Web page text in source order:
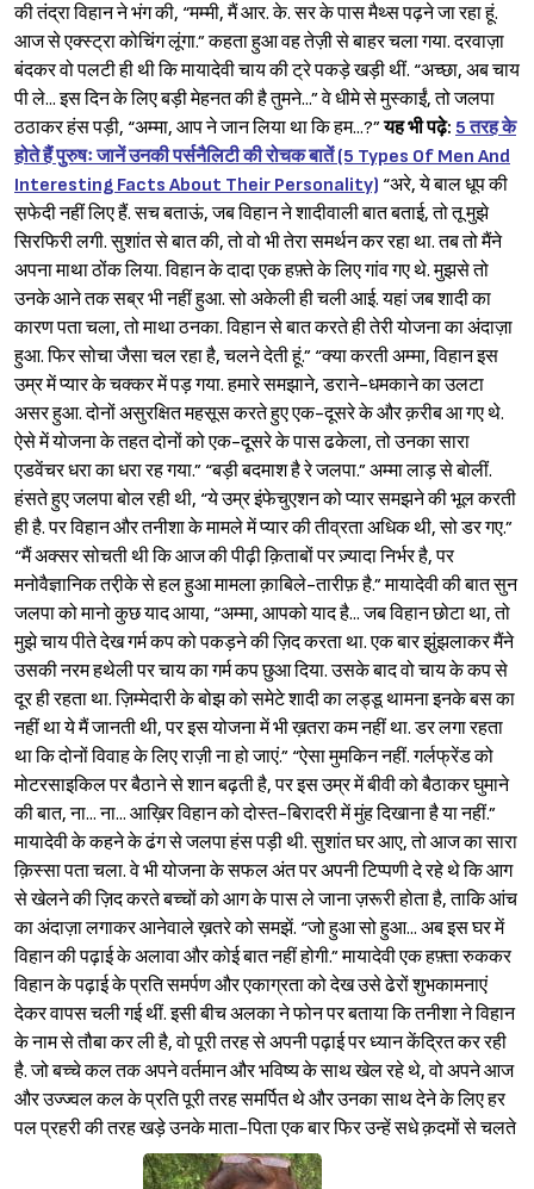
की तंद्रा विहान ने भंग की, “मम्मी, मैं आर. के. सर के पास मैथ्स पढ़ने जा रहा हूं.
आज से एक्स्ट्रा कोचिंग लूंगा.” कहता हुआ वह तेज़ी से बाहर चला गया. दरवाज़ा
बंदकर वो पलटी ही थी कि मायादेवी चाय की ट्रे पकड़े खड़ी थीं. “अच्छा, अब चाय
पी ले... इस दिन के लिए बड़ी मेहनत की है तुमने...” वे धीमे से मुस्काईं, तो जलपा
ठठाकर हंस पड़ी, “अम्मा, आप ने जान लिया था कि हम...?”यहभीपढ़े: 5 तरह के
होते हैं पुरुषः जानें उनकी पर्सनैलिटी की रोचक बातें (5 Types Of Men And
Interesting Facts About Their Personality) “अरे, ये बाल धूप की
स़फेदी नहीं लिए हैं. सच बताऊं, जब विहान ने शादीवाली बात बताई, तो तू मुझे
सिरफिरी लगी. सुशांत से बात की, तो वो भी तेरा समर्थन कर रहा था. तब तो मैंने
अपना माथा ठोंक लिया. विहान के दादा एक हफ़्ते के लिए गांव गए थे. मुझसे तो
उनके आने तक सब्र भी नहीं हुआ. सो अकेली ही चली आई. यहां जब शादी का
कारण पता चला, तो माथा ठनका. विहान से बात करते ही तेरी योजना का अंदाज़ा
हुआ. फिर सोचा जैसा चल रहा है, चलने देती हूं.” “क्या करती अम्मा, विहान इस
उम्र में प्यार के चक्कर में पड़ गया. हमारे समझाने, डराने-धमकाने का उलटा
असर हुआ. दोनों असुरक्षित महसूस करते हुए एक-दूसरे के और क़रीब आ गए थे.
ऐसे में योजना के तहत दोनों को एक-दूसरे के पास ढकेला, तो उनका सारा
एडवेंचर धरा का धरा रह गया.” “बड़ी बदमाश है रे जलपा.” अम्मा लाड़ से बोलीं.
हंसते हुए जलपा बोल रही थी, “ये उम्र इंफेचुएशन को प्यार समझने की भूल करती
ही है. पर विहान और तनीशा के मामले में प्यार की तीव्रता अधिक थी, सो डर गए.”
“मैं अक्सर सोचती थी कि आज की पीढ़ी क़िताबों पर ज़्यादा निर्भर है, पर
मनोवैज्ञानिक तरी़के से हल हुआ मामला क़ाबिले-तारीफ़ है.” मायादेवी की बात सुन
जलपा को मानो कुछ याद आया, “अम्मा, आपको याद है... जब विहान छोटा था, तो
मुझे चाय पीते देख गर्म कप को पकड़ने की ज़िद करता था. एक बार झुंझलाकर मैंने
उसकी नरम हथेली पर चाय का गर्म कप छुआ दिया. उसके बाद वो चाय के कप से
दूर ही रहता था. ज़िम्मेदारी के बोझ को समेटे शादी का लड्डू थामना इनके बस का
नहीं था ये मैं जानती थी, पर इस योजना में भी ख़तरा कम नहीं था. डर लगा रहता
था कि दोनों विवाह के लिए राज़ी ना हो जाएं.” “ऐसा मुमकिन नहीं. गर्लफ्रेंड को
मोटरसाइकिल पर बैठाने से शान बढ़ती है, पर इस उम्र में बीवी को बैठाकर घुमाने
की बात, ना... ना... आख़िर विहान को दोस्त-बिरादरी में मुंह दिखाना है या नहीं.”
मायादेवी के कहने के ढंग से जलपा हंस पड़ी थी. सुशांत घर आए, तो आज का सारा
क़िस्सा पता चला. वे भी योजना के सफल अंत पर अपनी टिप्पणी दे रहे थे कि आग
से खेलने की ज़िद करते बच्चों को आग के पास ले जाना ज़रूरी होता है, ताकि आंच
का अंदाज़ा लगाकर आनेवाले ख़तरे को समझें. “जो हुआ सो हुआ... अब इस घर में
विहान की पढ़ाई के अलावा और कोई बात नहीं होगी.” मायादेवी एक हफ़्ता रुककर
विहान के पढ़ाई के प्रति समर्पण और एकाग्रता को देख उसे ढेरों शुभकामनाएं
देकर वापस चली गई थीं. इसी बीच अलका ने फोन पर बताया कि तनीशा ने विहान
के नाम से तौबा कर ली है, वो पूरी तरह से अपनी पढ़ाई पर ध्यान केंद्रित कर रही
है. जो बच्चे कल तक अपने वर्तमान और भविष्य के साथ खेल रहे थे, वो अपने आज
और उज्ज्वल कल के प्रति पूरी तरह समर्पित थे और उनका साथ देने के लिए हर
पल प्रहरी की तरह खड़े उनके माता-पिता एक बार फिर उन्हें सधे क़दमों से चलते